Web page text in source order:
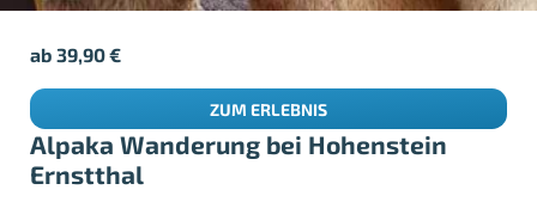
Alpaka Wanderung bei Hohenstein
Ernstthal
ab39,90€
ZUM ERLEBNIS